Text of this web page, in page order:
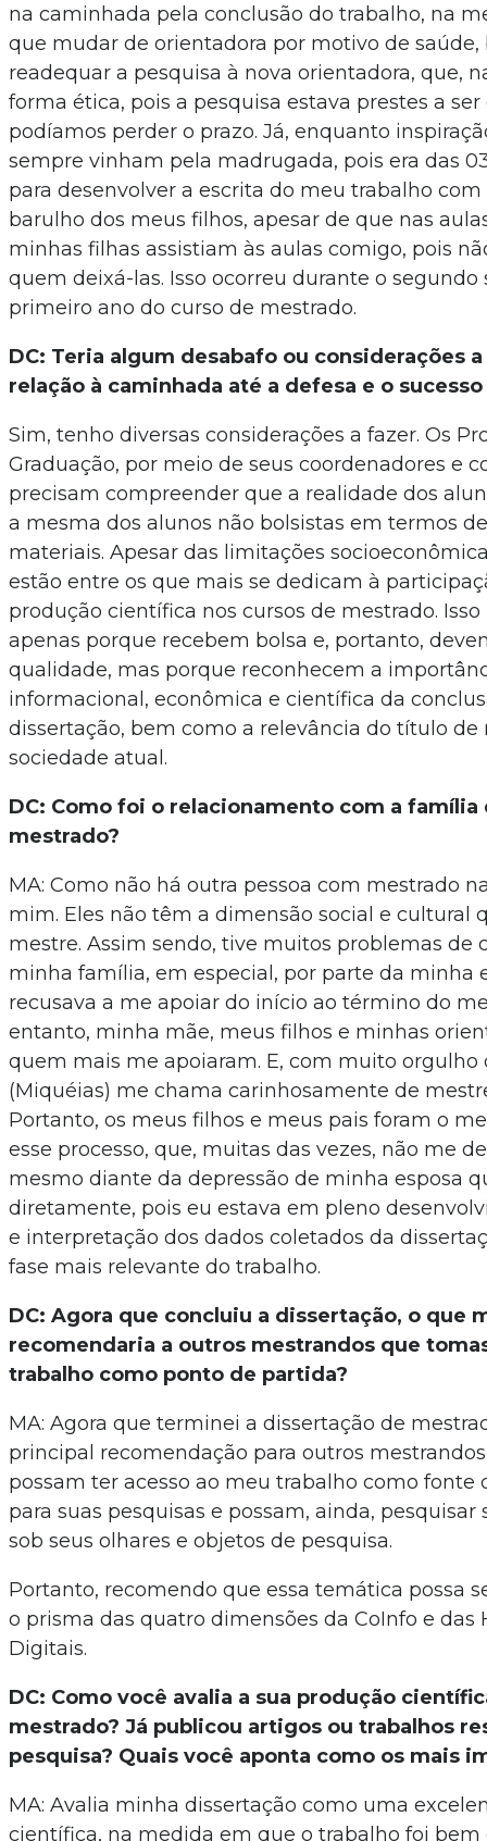
na caminhada pela conclusão do trabalho, na
que mudar de orientadora por motivo de
readequar a pesquisa à nova orientadora, que,
forma ética, pois a pesquisa estava prestes a
podíamos perder o prazo. Já, enquanto
sempre vinham pela madrugada, pois era das
para desenvolver a escrita do meu trabalho
barulho dos meus filhos, apesar de que nas
minhas filhas assistiam às aulas comigo, pois
quem deixá-las. Isso ocorreu durante o segundo
primeiro ano do curso de mestrado.
DC: Teria algum desabafo ou considerações
relação à caminhada até a defesa e o
Sim, tenho diversas considerações a fazer. Os
Graduação, por meio de seus coordenadores e
precisam compreender que a realidade dos
a mesma dos alunos não bolsistas em termos
materiais. Apesar das limitações
estão entre os que mais se dedicam à
produção científica nos cursos de mestrado. Isso
apenas porque recebem bolsa e, portanto,
qualidade, mas porque reconhecem a
informacional, econômica e científica da
dissertação, bem como a relevância do título de
sociedade atual.
DC: Como foi o relacionamento com a família
mestrado?
MA: Como não há outra pessoa com mestrado
mim. Eles não têm a dimensão social e cultural
mestre. Assim sendo, tive muitos problemas de
minha família, em especial, por parte da minha
recusava a me apoiar do início ao término do
entanto, minha mãe, meus filhos e minhas
quem mais me apoiaram. E, com muito orgulho
(Miquéias) me chama carinhosamente de
Portanto, os meus filhos e meus pais foram o
esse processo, que, muitas das vezes, não me
mesmo diante da depressão de minha esposa
diretamente, pois eu estava em pleno
e interpretação dos dados coletados da
fase mais relevante do trabalho.
DC: Agora que concluiu a dissertação, o que
recomendaria a outros mestrandos que
trabalho como ponto de partida?
MA: Agora que terminei a dissertação de
principal recomendação para outros
possam ter acesso ao meu trabalho como fonte
para suas pesquisas e possam, ainda,
sob seus olhares e objetos de pesquisa.
Portanto, recomendo que essa temática possa
o prisma das quatro dimensões da CoInfo e das
Digitais.
DC: Como você avalia a sua produção
mestrado? Já publicou artigos ou trabalhos
pesquisa? Quais você aponta como os mais
MA: Avalia minha dissertação como uma
científica, na medida em que o trabalho foi bem